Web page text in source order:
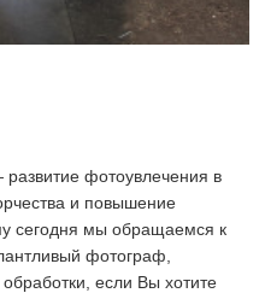
фотоувлечения в
и повышение
сегодня мы обращаемся к
фотограф,
если Вы хотите